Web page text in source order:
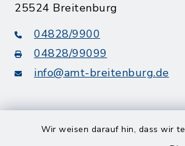
Wir weisen darauf hin, dass wir
25524 Breitenburg
04828/9900
04828/99099
info@amt-breitenburg.de